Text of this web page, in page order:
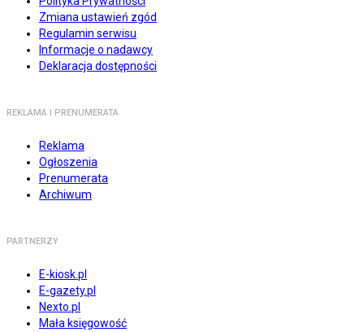
Zmiana ustawień zgód
Regulamin serwisu
Informacje o nadawcy
Deklaracja dostępności
REKLAMA I PRENUMERATA
Reklama
Ogłoszenia
Prenumerata
Archiwum
PARTNERZY
E-kiosk.pl
E-gazety.pl
Nexto.pl
Mała księgowość